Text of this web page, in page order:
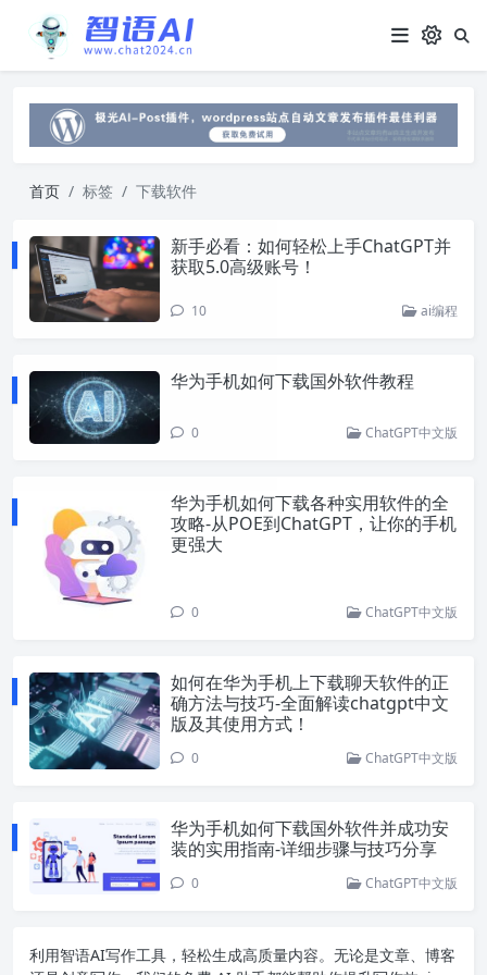
首页 标签 下载软件
新手必看：如何轻松上手ChatGPT并
获取5.0高级账号！
10 ai编程
华为手机如何下载国外软件教程
0 ChatGPT中文版
华为手机如何下载各种实用软件的全
攻略-从POE到ChatGPT，让你的手机
更强大
0 ChatGPT中文版
如何在华为手机上下载聊天软件的正
确方法与技巧-全面解读chatgpt中文
版及其使用方式！
0 ChatGPT中文版
华为手机如何下载国外软件并成功安
装的实用指南-详细步骤与技巧分享
0 ChatGPT中文版
利用智语AI写作工具，轻松生成高质量内容。无论是文章、博客